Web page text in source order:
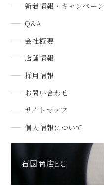
新着情報・キャンペーン
Q&A
会社概要
店舗情報
採用情報
お問い合わせ
サイトマップ
個人情報について
石國商店EC